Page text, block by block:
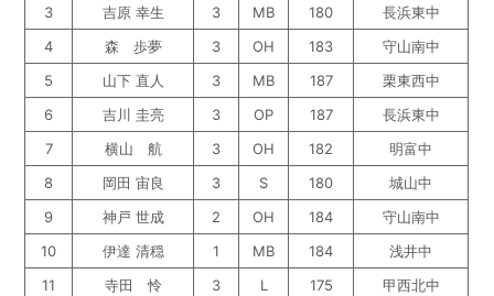
3
吉原 幸生 3 MB 180
長浜東中
4
森 歩夢 3 OH 183
守山南中
5
山下 直人 3 MB 187
栗東西中
6
吉川 圭亮 3 OP 187
長浜東中
7
横山 航 3 OH 182
明富中
8
岡田 宙良 3 S 180
城山中
9
神戸 世成 2 OH 184
守山南中
10
伊達 清穏 1 MB 184
浅井中
11
寺田 怜 3 L 175
甲西北中